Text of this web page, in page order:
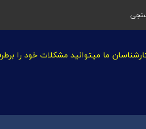
ما میتوانید مشکلات خود را